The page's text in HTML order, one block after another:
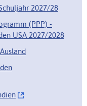
2027/28
(PPP) -
USA 2027/2028